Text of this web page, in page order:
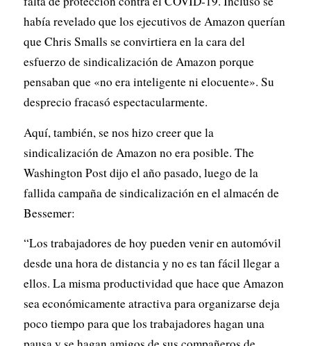
había revelado que los ejecutivos de Amazon querían
que Chris Smalls se convirtiera en la cara del
esfuerzo de sindicalización de Amazon porque
pensaban que «no era inteligente ni elocuente». Su
desprecio fracasó espectacularmente.
Aquí, también, se nos hizo creer que la
sindicalización de Amazon no era posible. The
Washington Postdijo el año pasado, luego de la
fallida campaña de sindicalización en el almacén de
Bessemer:
“Los trabajadores de hoy pueden venir en automóvil
desde una hora de distancia y no es tan fácil llegar a
ellos. La misma productividad que hace que Amazon
sea económicamente atractiva para organizarse deja
poco tiempo para que los trabajadores hagan una